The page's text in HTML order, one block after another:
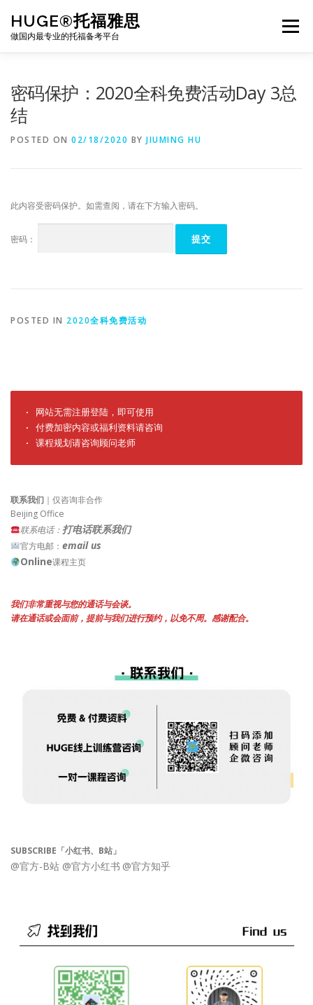
content
HUGE®托福雅思
做国内最专业的托福备考平台
Menu
密码保护：2020全科免费活动Day 3总
结
POSTED ON 02/18/2020 BY JIUMING HU
此内容受密码保护。如需查阅，请在下方输入密码。
密码：
POSTED IN 2020全科免费活动
· 网站无需注册登陆，即可使用
· 付费加密内容或福利资料请咨询
· 课程规划请咨询顾问老师
联系我们 ｜仅咨询非合作
Beijing Office
联系电话： 打电话联系我们
官方电邮： email us
Online课程主页
我们非常重视与您的通话与会谈。
请在通话或会面前，提前与我们进行预约，以免不周。感谢配合。
SUBSCRIBE「小红书、B站」
@官方-B站 @官方小红书 @官方知乎